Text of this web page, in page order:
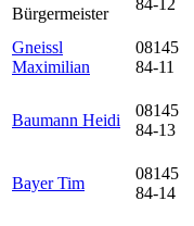
Bürgermeister
84-12
Gneissl
Maximilian
08145
84-11
Baumann Heidi
08145
84-13
Bayer Tim
08145
84-14